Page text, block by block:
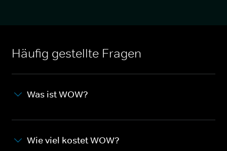
Häufig gestellte Fragen
Was ist WOW?
Wie viel kostet WOW?